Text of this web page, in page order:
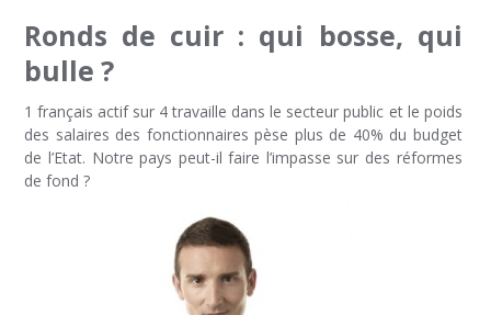
Ronds de cuir : qui bosse, qui
bulle ?
1 français actif sur 4 travaille dans le secteur public et le poids
des salaires des fonctionnaires pèse plus de 40% du budget
de l’Etat. Notre pays peut-il faire l’impasse sur des réformes
de fond ?